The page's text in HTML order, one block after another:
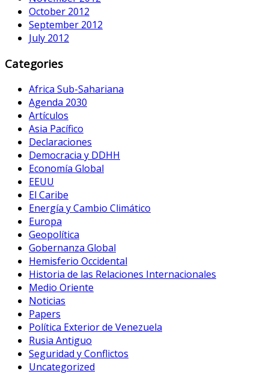
October 2012
September 2012
July 2012
Categories
Africa Sub-Sahariana
Agenda 2030
Artículos
Asia Pacífico
Declaraciones
Democracia y DDHH
Economía Global
EEUU
El Caribe
Energía y Cambio Climático
Europa
Geopolítica
Gobernanza Global
Hemisferio Occidental
Historia de las Relaciones Internacionales
Medio Oriente
Noticias
Papers
Política Exterior de Venezuela
Rusia Antiguo
Seguridad y Conflictos
Uncategorized